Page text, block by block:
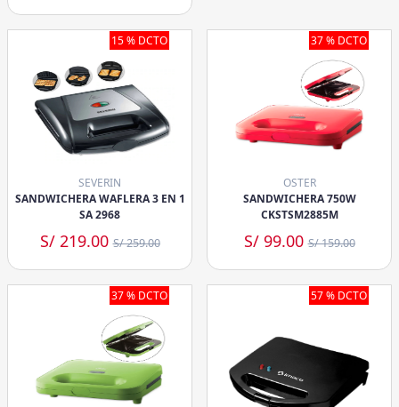
15 % DCTO
SEVERIN
SANDWICHERA WAFLERA 3 EN 1
SA 2968
S/ 219.00S/ 259.00
37 % DCTO
OSTER
SANDWICHERA 750W
CKSTSM2885M
S/ 99.00S/ 159.00
37 % DCTO 57 % DCTO